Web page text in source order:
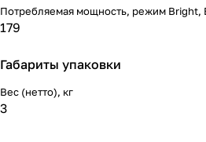
Потребляемая мощность, режим Bright,
179
Габариты упаковки
Вес (нетто), кг
3